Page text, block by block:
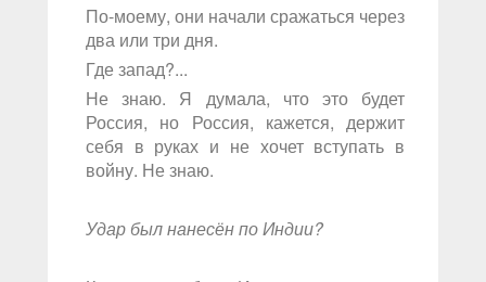
По-моему, они начали сражаться через
два или три дня.
Где запад?...
Не знаю. Я думала, что это будет
Россия, но Россия, кажется, держит
себя в руках и не хочет вступать в
войну. Не знаю.
Удар был нанесён по Индии?